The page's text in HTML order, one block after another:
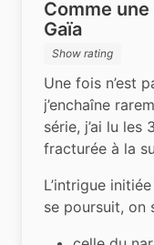
Comme
Gaïa
Show rating
Une fois n’est
j’enchaîne
série, j’ai lu
fracturée à la
L’intrigue
se poursuit, on